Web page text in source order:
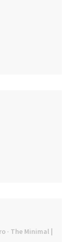
· The Minimal |